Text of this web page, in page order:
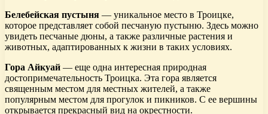
Белебейская пустыня — уникальное место в Троицке,
которое представляет собой песчаную пустыню. Здесь можно
увидеть песчаные дюны, а также различные растения и
животных, адаптированных к жизни в таких условиях.
Гора Айкуай — еще одна интересная природная
достопримечательность Троицка. Эта гора является
священным местом для местных жителей, а также
популярным местом для прогулок и пикников. С ее вершины
открывается прекрасный вид на окрестности.